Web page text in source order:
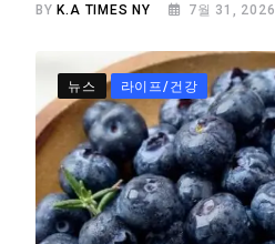
BY K.A TIMES NY 7월 31, 2026
뉴스 라이프/건강